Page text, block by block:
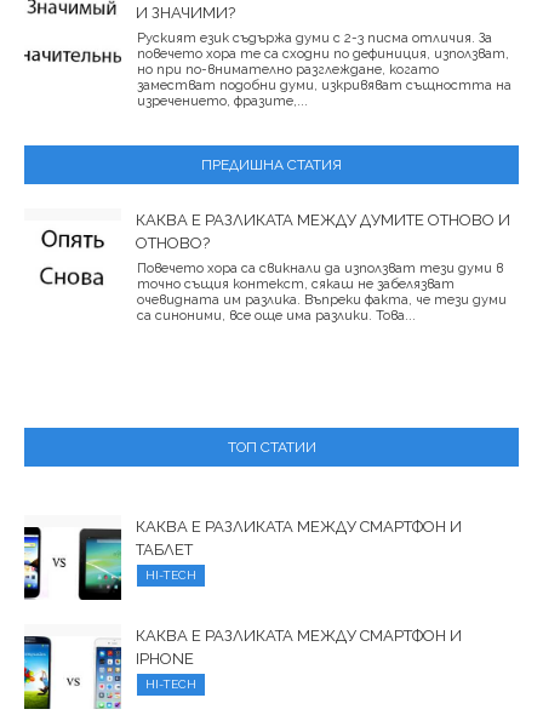
И ЗНАЧИМИ?
Руският език съдържа думи с 2-3 писма отличия. За
повечето хора те са сходни по дефиниция, използват,
но при по-внимателно разглеждане, когато
заместват подобни думи, изкривяват същността на
изречението, фразите,...
ПРЕДИШНА СТАТИЯ
КАКВА Е РАЗЛИКАТА МЕЖДУ ДУМИТЕ ОТНОВО И
ОТНОВО?
Повечето хора са свикнали да използват тези думи в
точно същия контекст, сякаш не забелязват
очевидната им разлика. Въпреки факта, че тези думи
са синоними, все още има разлики. Това...
ТОП СТАТИИ
КАКВА Е РАЗЛИКАТА МЕЖДУ СМАРТФОН И
ТАБЛЕТ
HI-TECH
КАКВА Е РАЗЛИКАТА МЕЖДУ СМАРТФОН И
IPHONE
HI-TECH